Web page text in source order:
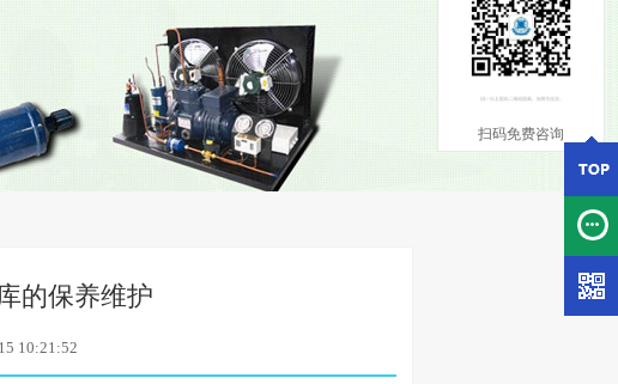
扫码免费咨询
的保养维护
10:21:52